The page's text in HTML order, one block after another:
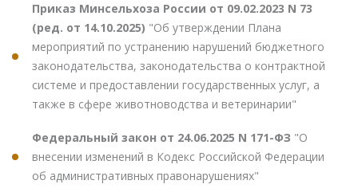
Приказ Минсельхоза России от 09.02.2023 N 73
(ред. от 14.10.2025) "Об утверждении Плана
мероприятий по устранению нарушений бюджетного
законодательства, законодательства о контрактной
системе и предоставлении государственных услуг, а
также в сфере животноводства и ветеринарии"
Федеральный закон от 24.06.2025 N 171-ФЗ "О
внесении изменений в Кодекс Российской Федерации
об административных правонарушениях"